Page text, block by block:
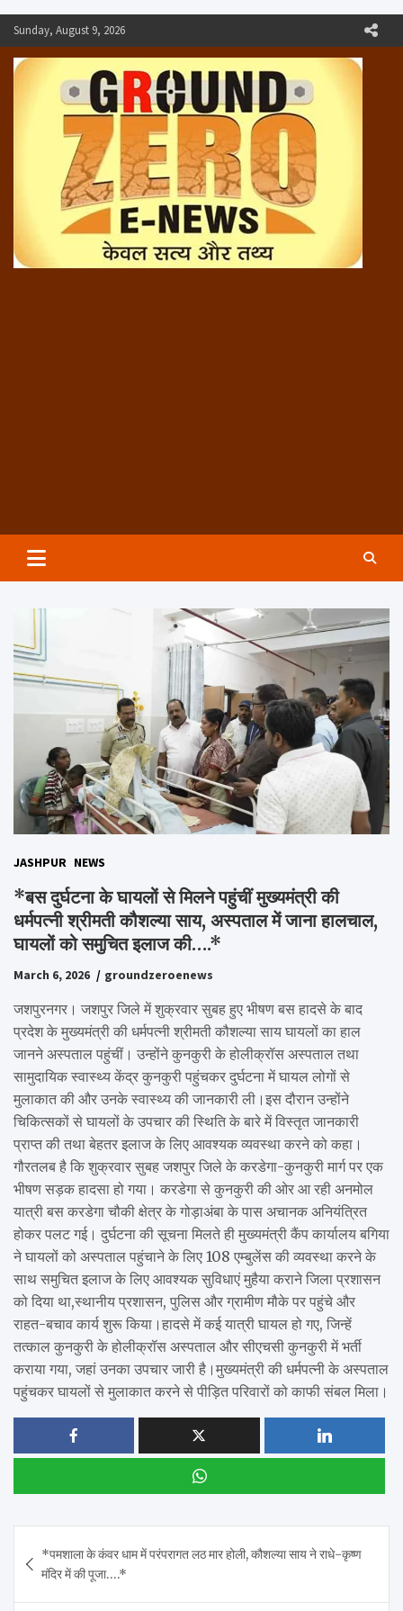
Skip
to
content
Sunday, August 9, 2026
Groundzeronews
JASHPUR NEWS
*बस दुर्घटना के घायलों से मिलने पहुंचीं मुख्यमंत्री की
धर्मपत्नी श्रीमती कौशल्या साय, अस्पताल में जाना हालचाल,
घायलों को समुचित इलाज की….*
March 6, 2026 groundzeroenews
जशपुरनगर। जशपुर जिले में शुक्रवार सुबह हुए भीषण बस हादसे के बाद
प्रदेश के मुख्यमंत्री की धर्मपत्नी श्रीमती कौशल्या साय घायलों का हाल
जानने अस्पताल पहुंचीं। उन्होंने कुनकुरी के होलीक्रॉस अस्पताल तथा
सामुदायिक स्वास्थ्य केंद्र कुनकुरी पहुंचकर दुर्घटना में घायल लोगों से
मुलाकात की और उनके स्वास्थ्य की जानकारी ली।इस दौरान उन्होंने
चिकित्सकों से घायलों के उपचार की स्थिति के बारे में विस्तृत जानकारी
प्राप्त की तथा बेहतर इलाज के लिए आवश्यक व्यवस्था करने को कहा।
गौरतलब है कि शुक्रवार सुबह जशपुर जिले के करडेगा-कुनकुरी मार्ग पर एक
भीषण सड़क हादसा हो गया। करडेगा से कुनकुरी की ओर आ रही अनमोल
यात्री बस करडेगा चौकी क्षेत्र के गोड़ाअंबा के पास अचानक अनियंत्रित
होकर पलट गई। दुर्घटना की सूचना मिलते ही मुख्यमंत्री कैंप कार्यालय बगिया
ने घायलों को अस्पताल पहुंचाने के लिए 108 एम्बुलेंस की व्यवस्था करने के
साथ समुचित इलाज के लिए आवश्यक सुविधाएं मुहैया कराने जिला प्रशासन
को दिया था,स्थानीय प्रशासन, पुलिस और ग्रामीण मौके पर पहुंचे और
राहत-बचाव कार्य शुरू किया।हादसे में कई यात्री घायल हो गए, जिन्हें
तत्काल कुनकुरी के होलीक्रॉस अस्पताल और सीएचसी कुनकुरी में भर्ती
कराया गया, जहां उनका उपचार जारी है।मुख्यमंत्री की धर्मपत्नी के अस्पताल
पहुंचकर घायलों से मुलाकात करने से पीड़ित परिवारों को काफी संबल मिला।
navigation
*पमशाला के कंवर धाम में परंपरागत लठ मार होली, कौशल्या साय ने राधे-कृष्ण
मंदिर में की पूजा….*